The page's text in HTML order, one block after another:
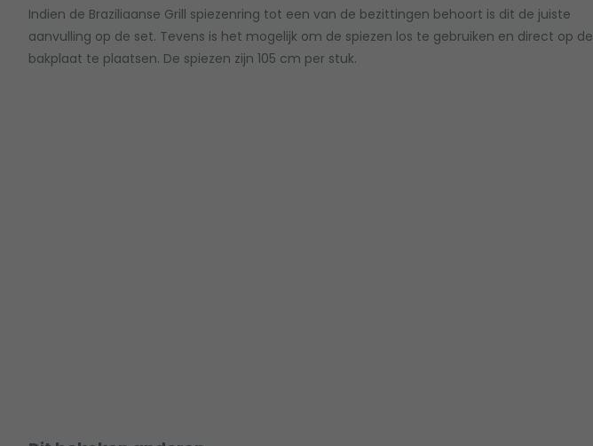
Indien de Braziliaanse Grill spiezenring tot een van de bezittingen behoort is dit de juiste
aanvulling op de set. Tevens is het mogelijk om de spiezen los te gebruiken en direct op de
bakplaat te plaatsen. De spiezen zijn 105 cm per stuk.